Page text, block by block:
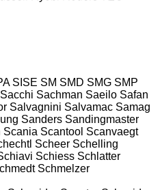
SISE SM SMD SMG SMP
Sacchi Sachman Saeilo Safan
Salvagnini Salvamac Samag
Sanders Sandingmaster
Scania Scantool Scanvaegt
Scheer Schelling
Schiess Schlatter
Schmelzer